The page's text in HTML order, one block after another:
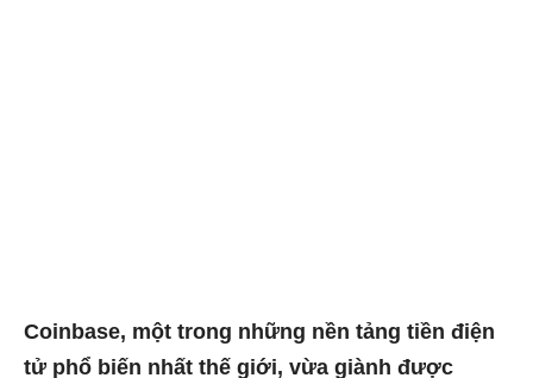
Coinbase, một trong những nền tảng tiền điện
tử phổ biến nhất thế giới, vừa giành được